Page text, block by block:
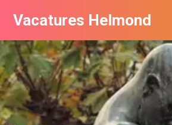
Vacatures Helmond
Vacatures bij bedrijven in Helmond
De populairste vacatures in Helmond